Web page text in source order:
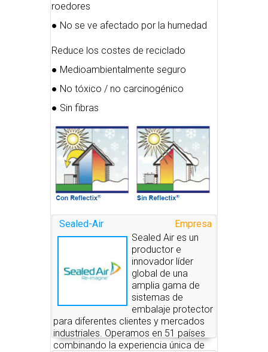
roedores
● No se ve afectado por la humedad
Reduce los costes de reciclado
● Medioambientalmente seguro
● No tóxico / no carcinogénico
● Sin fibras
Empresa
Sealed-Air
Sealed Air es un
productor e
innovador líder
global de una
amplia gama de
sistemas de
embalaje protector
para diferentes clientes y mercados
industriales. Operamos en 51 países
combinando la experiencia única de